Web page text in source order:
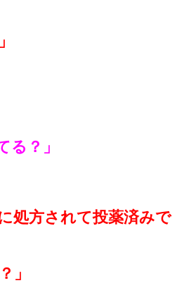
？」
処方されて投薬済みで
」